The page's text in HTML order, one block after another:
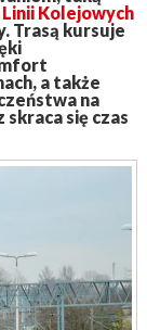
Linii Kolejowych
Trasą kursuje
a także
na
się czas